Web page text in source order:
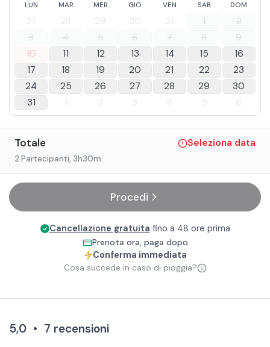
LUN MAR MER GIO VEN SAB DOM
27 28 29 30 31 1
2
3
4 5 6 7 8
9
10
11 12 13 14 15
16
17
18 19 20 21 22
23
24
25 26 27 28 29
30
31
1 2 3 4 5 6
Totale Seleziona data
2 Partecipanti, 3h30m
Procedi
Cancellazione gratuita fino a 48 ore prima
Prenota ora, paga dopo
Conferma immediata
Cosa succede in caso di pioggia?
5,0 • 7 recensioni